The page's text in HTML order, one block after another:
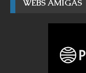
WEBS AMIGAS